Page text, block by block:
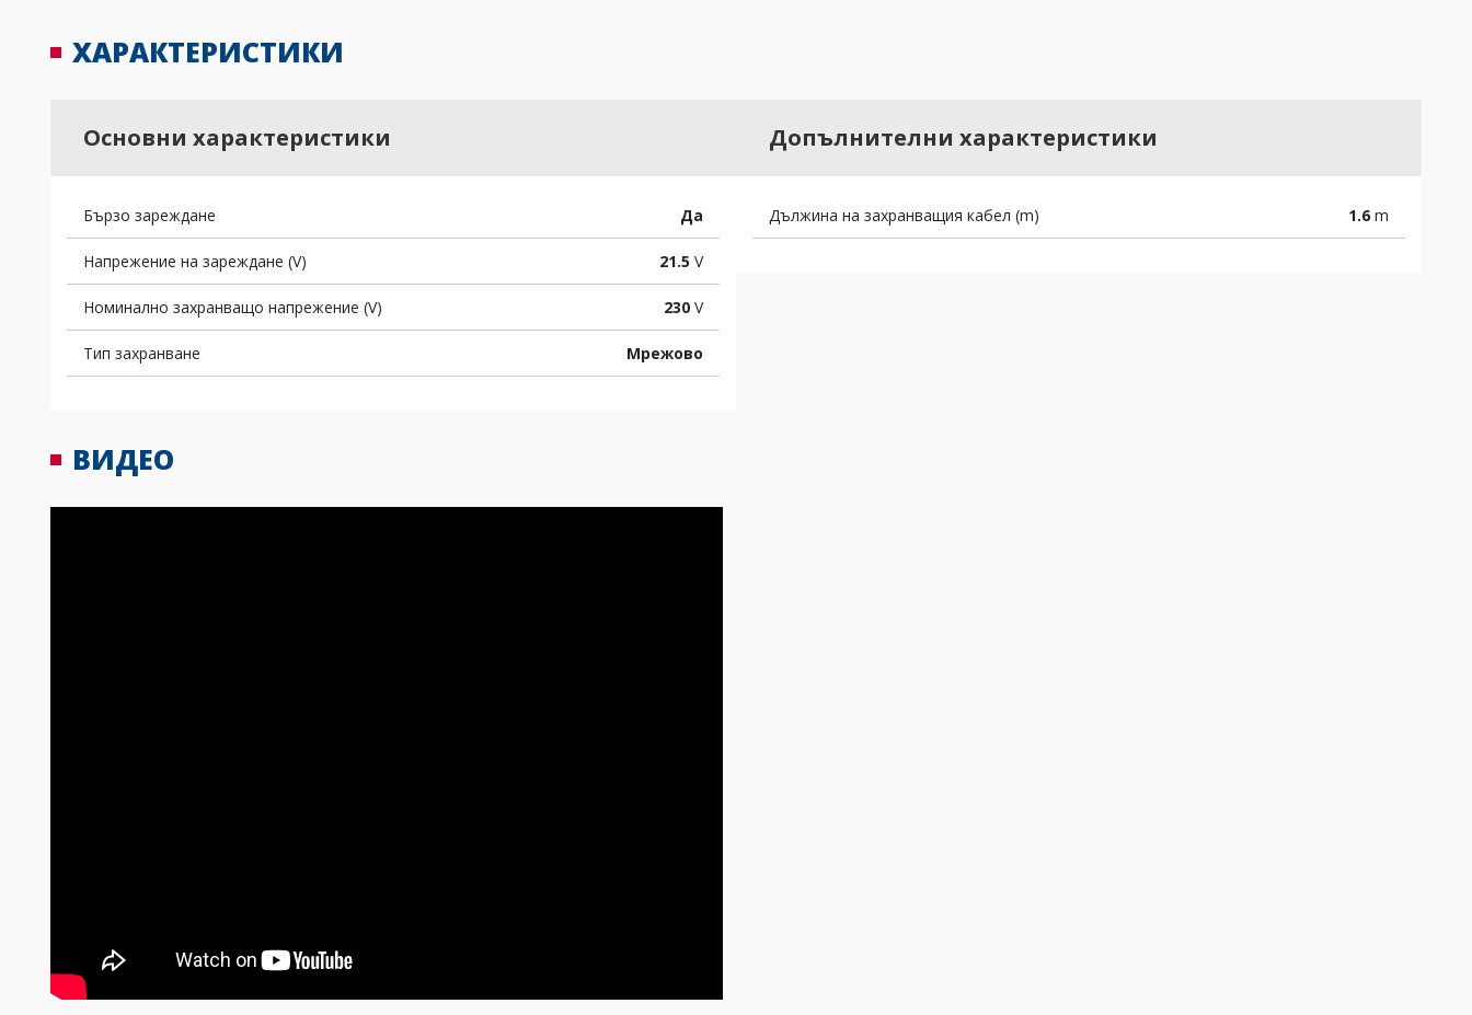
ХАРАКТЕРИСТИКИ
Основни характеристики
Бързо зареждане Да
Напрежение на зареждане (V) 21.5 V
Номинално захранващо напрежение (V) 230V
Тип захранване Мрежово
Допълнителни характеристики
Дължина на захранващия кабел (m) 1.6m
ВИДЕО